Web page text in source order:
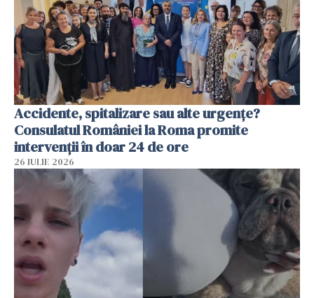
Accidente, spitalizare sau alte urgențe?
Consulatul României la Roma promite
intervenții în doar 24 de ore
26 IULIE 2026